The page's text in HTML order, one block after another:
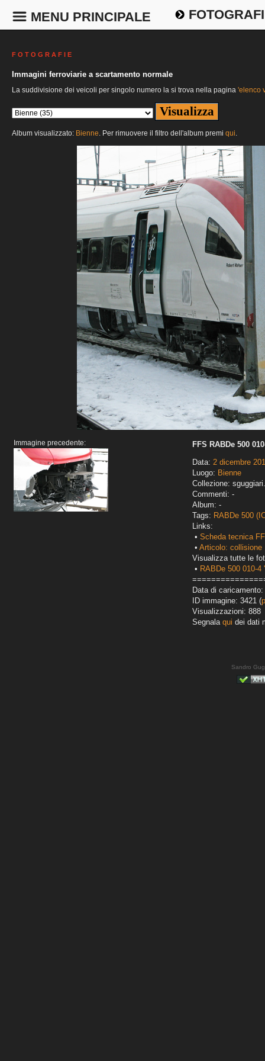
MENU PRINCIPALE
F O T O G R A F I E
Immagini ferroviarie a scartamento normale
La suddivisione dei veicoli per singolo numero la si trova nella pagina 'elenco
Album visualizzato: Bienne. Per rimuovere il filtro dell'album premi qui.
Immagine precedente:
FFS RABDe 500
Data: 2 dicembre
Luogo: Bienne
Collezione:
Commenti: -
Album: -
Tags: RABDe 500
Links:
• Scheda tecnica
• Articolo: collisione
Visualizza tutte le
• RABDe 500 010-4
Data di
ID immagine: 3421 (
Visualizzazioni: 888
Segnala qui dei dati
Sandro